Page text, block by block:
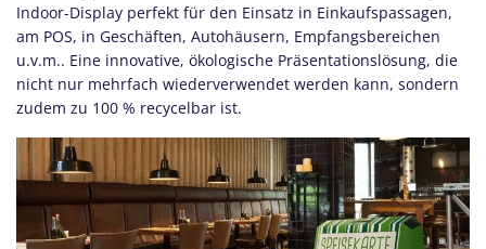
Indoor-Display perfekt für den Einsatz in Einkaufspassagen,
am POS, in Geschäften, Autohäusern, Empfangsbereichen
u.v.m.. Eine innovative, ökologische Präsentationslösung, die
nicht nur mehrfach wiederverwendet werden kann, sondern
zudem zu 100 % recycelbar ist.